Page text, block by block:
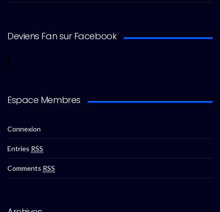
Deviens Fan sur Facebook
Espace Membres
Connexion
Entries RSS
Comments RSS